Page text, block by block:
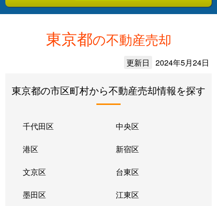
東京都の不動産売却
更新日 2024年5月24日
東京都の市区町村から不動産売却情報を探す
千代田区 中央区
港区 新宿区
文京区 台東区
墨田区 江東区